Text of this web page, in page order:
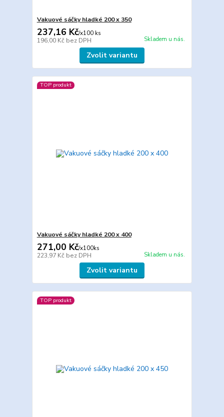
Vakuové sáčky hladké 200 x 350
237,16 Kč/x100 ks
196,00 Kč bez DPH Skladem u nás.
Zvolit variantu
TOP produkt
Vakuové sáčky hladké 200 x 400
271,00 Kč/x100ks
223,97 Kč bez DPH Skladem u nás.
Zvolit variantu
TOP produkt